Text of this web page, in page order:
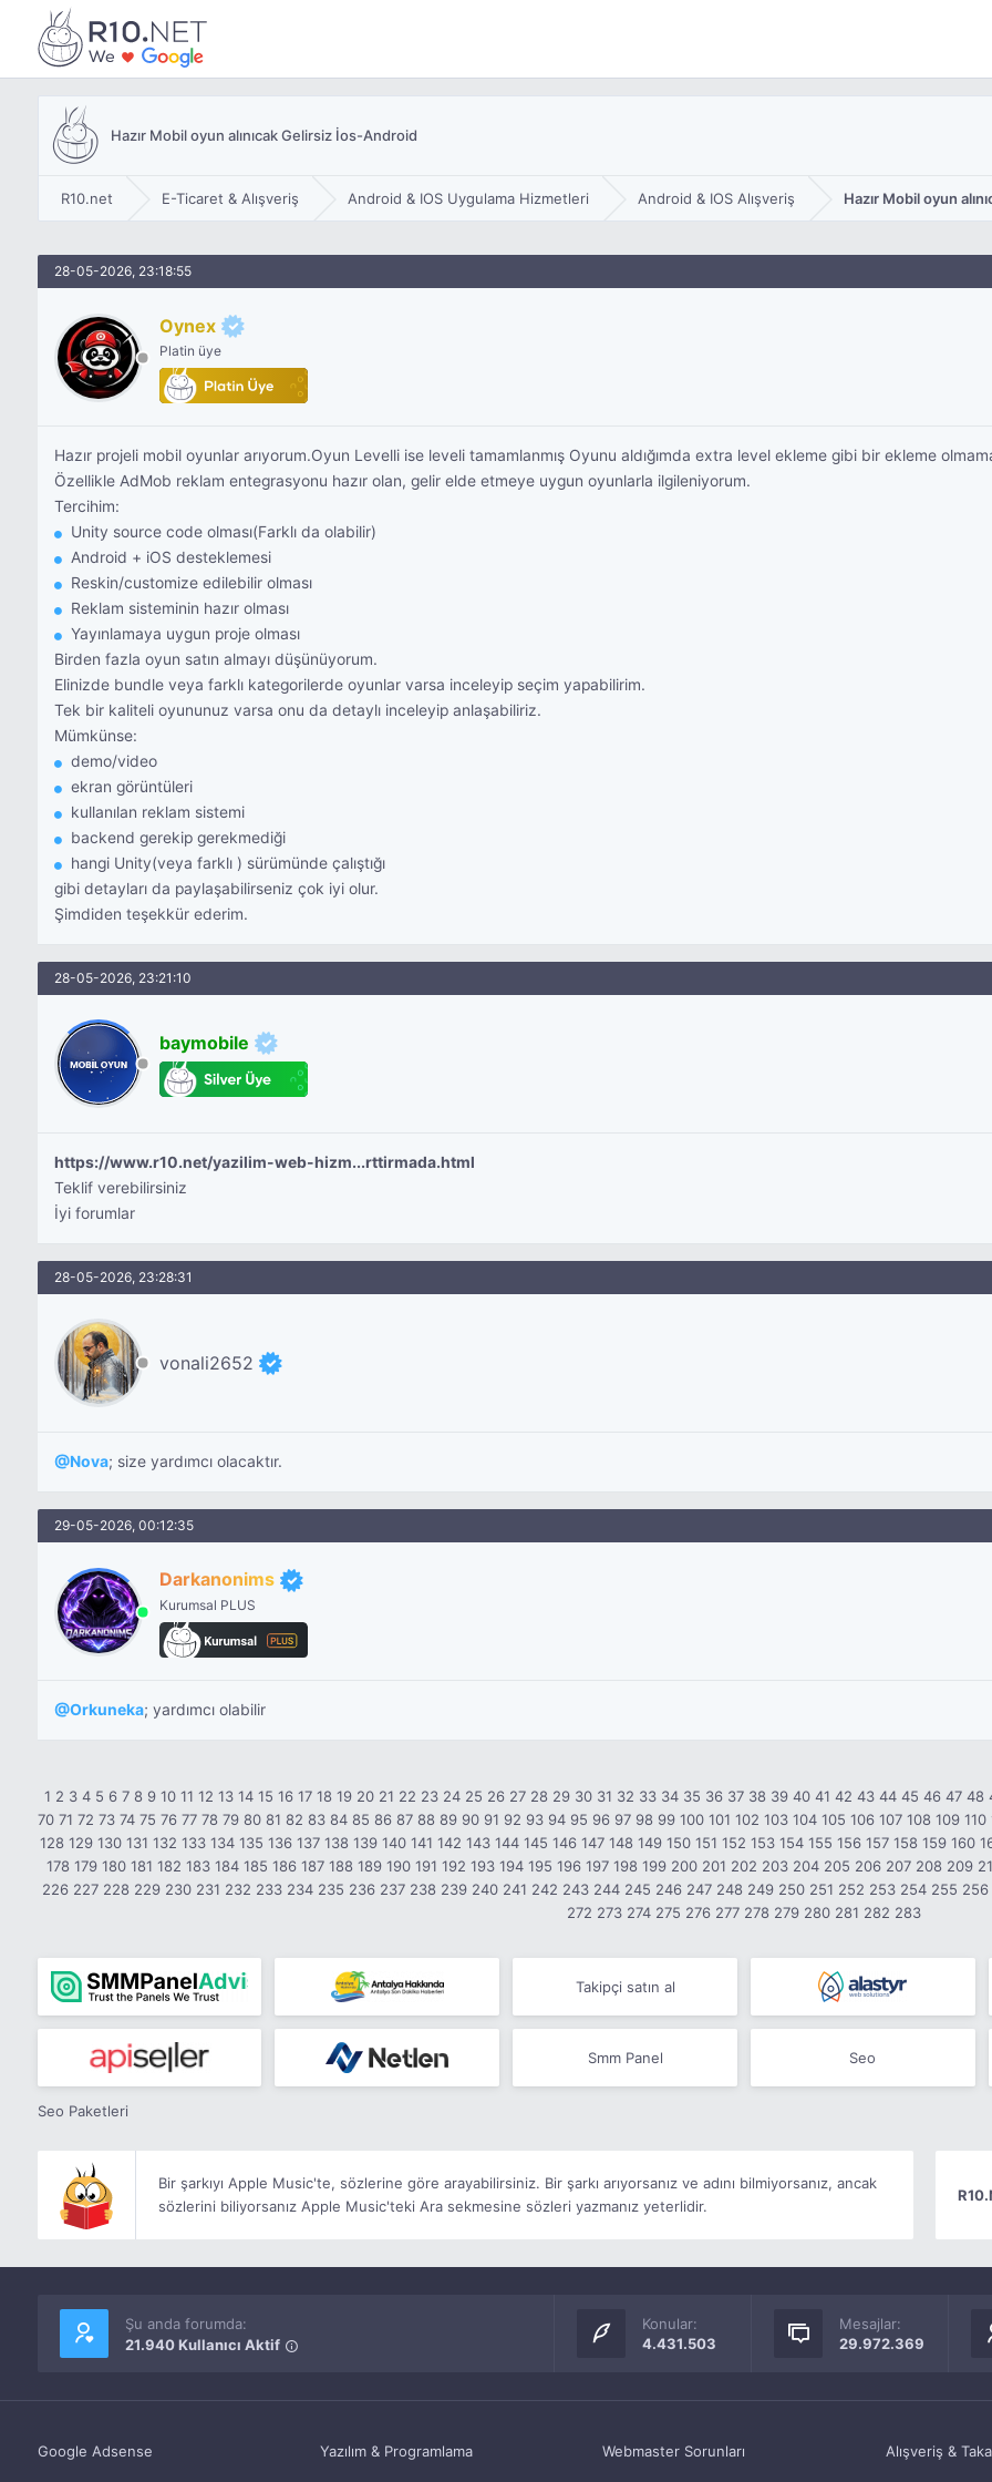
Hazır Mobil oyun alınıcak Gelirsiz İos-Android
R10.net E-Ticaret & Alışveriş Android & IOS Uygulama Hizmetleri Android & IOS Alışveriş Hazır Mobil oyun
28-05-2026, 23:18:55
Oynex
Platin üye
Hazır projeli mobil oyunlar arıyorum.Oyun Levelli ise leveli tamamlanmış Oyunu aldığımda extra level ekleme gibi bir ekleme
Özellikle AdMob reklam entegrasyonu hazır olan, gelir elde etmeye uygun oyunlarla ilgileniyorum.
Tercihim:
Unity source code olması(Farklı da olabilir)
Android + iOS desteklemesi
Reskin/customize edilebilir olması
Reklam sisteminin hazır olması
Yayınlamaya uygun proje olması
Birden fazla oyun satın almayı düşünüyorum.
Elinizde bundle veya farklı kategorilerde oyunlar varsa inceleyip seçim yapabilirim.
Tek bir kaliteli oyununuz varsa onu da detaylı inceleyip anlaşabiliriz.
Mümkünse:
demo/video
ekran görüntüleri
kullanılan reklam sistemi
backend gerekip gerekmediği
hangi Unity(veya farklı ) sürümünde çalıştığı
gibi detayları da paylaşabilirseniz çok iyi olur.
Şimdiden teşekkür ederim.
28-05-2026, 23:21:10
baymobile
https://www.r10.net/yazilim-web-hizm...rttirmada.html
Teklif verebilirsiniz
İyi forumlar
28-05-2026, 23:28:31
vonali2652
@Nova; size yardımcı olacaktır.
29-05-2026, 00:12:35
Darkanonims
Kurumsal PLUS
@Orkuneka; yardımcı olabilir
1 2 3 4 5 6 7 8 9 10 11 12 13 14 15 16 17 18 19 20 21 22 23 24 25 26 27 28 29 30 31 32 33 34 35 36 37 38 39 40 41 42 43 44 45 46 47 48
70 71 72 73 74 75 76 77 78 79 80 81 82 83 84 85 86 87 88 89 90 91 92 93 94 95 96 97 98 99 100 101 102 103 104 105 106 107 108 109 110
128 129 130 131 132 133 134 135 136 137 138 139 140 141 142 143 144 145 146 147 148 149 150 151 152 153 154 155 156 157 158 159 160
178 179 180 181 182 183 184 185 186 187 188 189 190 191 192 193 194 195 196 197 198 199 200 201 202 203 204 205 206 207 208 209
226 227 228 229 230 231 232 233 234 235 236 237 238 239 240 241 242 243 244 245 246 247 248 249 250 251 252 253 254 255 256
272 273 274 275 276 277 278 279 280 281 282 283
Takipçi satın al
Smm Panel Seo
Seo Paketleri
Bir şarkıyı Apple Music'te, sözlerine göre arayabilirsiniz. Bir şarkı arıyorsanız ve adını bilmiyorsanız, ancak
sözlerini biliyorsanız Apple Music'teki Ara sekmesine sözleri yazmanız yeterlidir.
Şu anda forumda:
21.940 Kullanıcı Aktif
Konular:
4.431.503
Mesajlar:
29.972.369
Google Adsense Yazılım & Programlama Webmaster Sorunları Alışveriş &